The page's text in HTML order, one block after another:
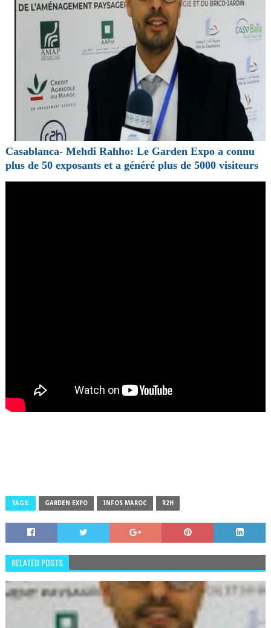
Casablanca- Mehdi Rahho: Le Garden Expo a connu
plus de 50 exposants et a généré plus de 5000 visiteurs
TAGS: GARDEN EXPO INFOS MAROC R2H
RELATED POSTS